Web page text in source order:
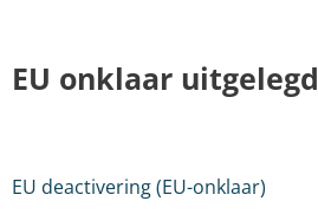
EU onklaar uitgelegd
EU deactivering (EU-onklaar)